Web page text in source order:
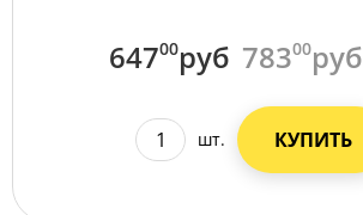
64700руб 78300руб
шт. КУПИТЬ